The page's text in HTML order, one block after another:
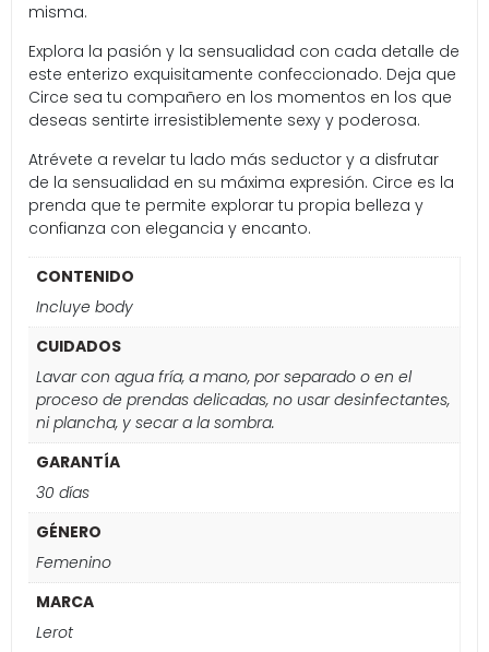
misma.
Explora la pasión y la sensualidad con cada detalle de
este enterizo exquisitamente confeccionado. Deja que
Circe sea tu compañero en los momentos en los que
deseas sentirte irresistiblemente sexy y poderosa.
Atrévete a revelar tu lado más seductor y a disfrutar
de la sensualidad en su máxima expresión. Circe es la
prenda que te permite explorar tu propia belleza y
confianza con elegancia y encanto.
CONTENIDO
Incluye body
CUIDADOS
Lavar con agua fría, a mano, por separado o en el
proceso de prendas delicadas, no usar desinfectantes,
ni plancha, y secar a la sombra.
GARANTÍA
30 días
GÉNERO
Femenino
MARCA
Lerot